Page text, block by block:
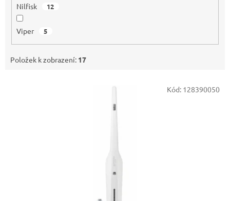
Nilfisk 12
Viper 5
Položek k zobrazení: 17
Kód: 128390050